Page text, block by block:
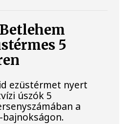
5
ezüstérmet nyert
úszók 5
a
bajnokságon.